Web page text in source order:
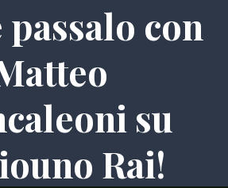
passalo con
su
Rai!